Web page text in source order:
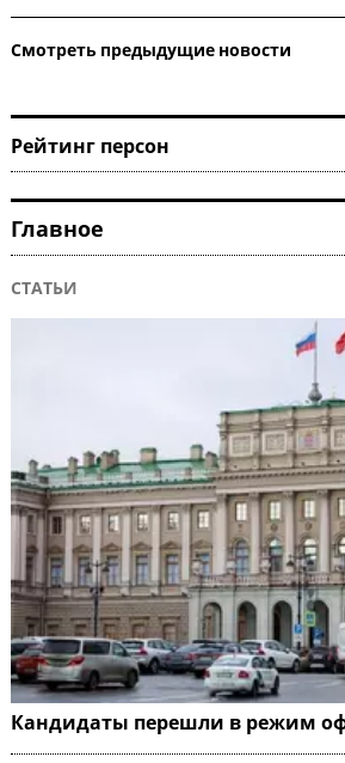
Смотреть
Рейтинг
СТАТЬИ
Кандидаты перешли в режим